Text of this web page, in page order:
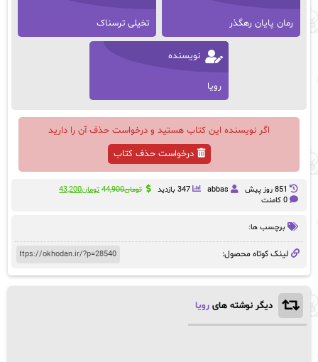
رمان پایان رهگذر تخیلی ترسناک
نویسنده
رویا
اگر نویسنده این کتاب هستید و درخواست حذف آن را دارید
درخواست حذف کتاب
851 روز پيش abbas 347 بازدید تومان44,900 قیمت
تومان43,200قیمت
0 کامنت
برچسب ها:
لینک کوتاه محصول:
دیگر نوشته های رویا